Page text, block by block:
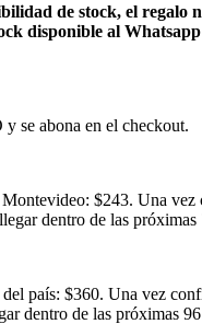
de stock, el regalo
disponible al
se abona en el checkout.
$243. Una vez
dentro de las próximas
país: $360. Una vez
dentro de las próximas